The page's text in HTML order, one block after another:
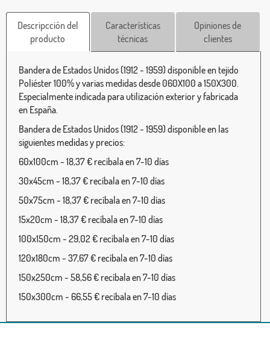
Descripcción del
producto
Características
técnicas
Opiniones de
clientes
Bandera de Estados Unidos (1912 - 1959) disponible en tejido
Poliéster 100% y varias medidas desde 060X100 a 150X300.
Especialmente indicada para utilización exterior y fabricada
en España.
Bandera de Estados Unidos (1912 - 1959) disponible en las
siguientes medidas y precios:
60x100cm - 18,37 € recíbala en 7-10 días
30x45cm - 18,37 € recíbala en 7-10 días
50x75cm - 18,37 € recíbala en 7-10 días
15x20cm - 18,37 € recíbala en 7-10 días
100x150cm - 29,02 € recíbala en 7-10 días
120x180cm - 37,67 € recíbala en 7-10 días
150x250cm - 58,56 € recíbala en 7-10 días
150x300cm - 66,55 € recíbala en 7-10 días